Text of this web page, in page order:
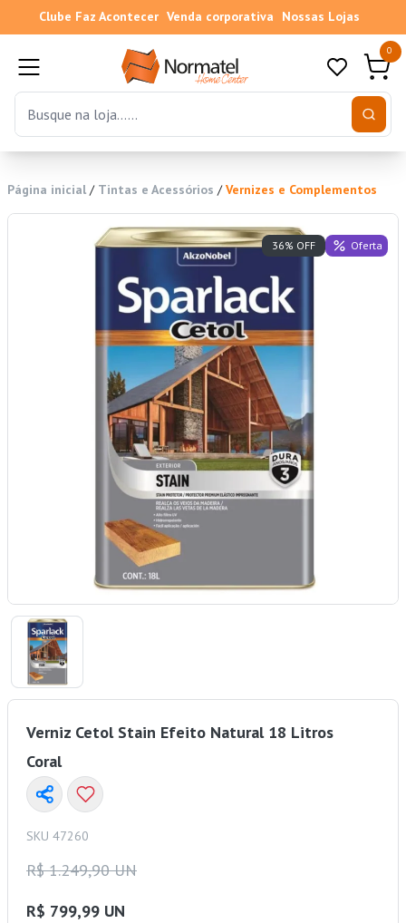
Clube Faz Acontecer Venda corporativa Nossas Lojas
0
Página inicial / Tintas e Acessórios /Vernizes e Complementos
36% OFF Oferta
Verniz Cetol Stain Efeito Natural 18 Litros
Coral
SKU 47260
R$ 1.249,90 UN
R$ 799,99 UN